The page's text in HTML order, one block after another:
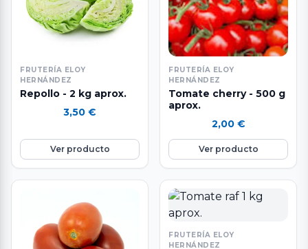
FRUTERÍA ELOY
HERNÁNDEZ
Repollo - 2 kg aprox.
3,50 €
Ver producto
FRUTERÍA ELOY
HERNÁNDEZ
Tomate cherry - 500 g
aprox.
2,00 €
Ver producto
FRUTERÍA ELOY
HERNÁNDEZ